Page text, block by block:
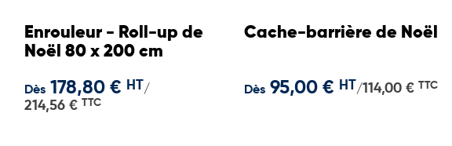
Enrouleur - Roll-up de
Noël 80 x 200 cm
Dès 178,80 € HT /
214,56 € TTC
Cache-barrière de Noël
Dès 95,00 € HT /114,00 € TTC